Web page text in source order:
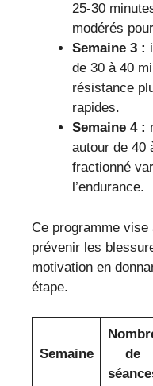
25-30
modérés
Semaine 3 :
de 30 à 40
résistance
rapides.
Semaine 4 :
autour de 40
fractionné
l’endurance.
Ce programme
prévenir les
motivation en
étape.
Semaine
de